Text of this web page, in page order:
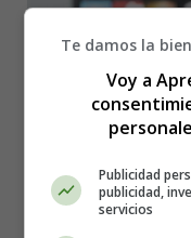
Te damos la
Voy a
Publicidad
publicidad,
servicios